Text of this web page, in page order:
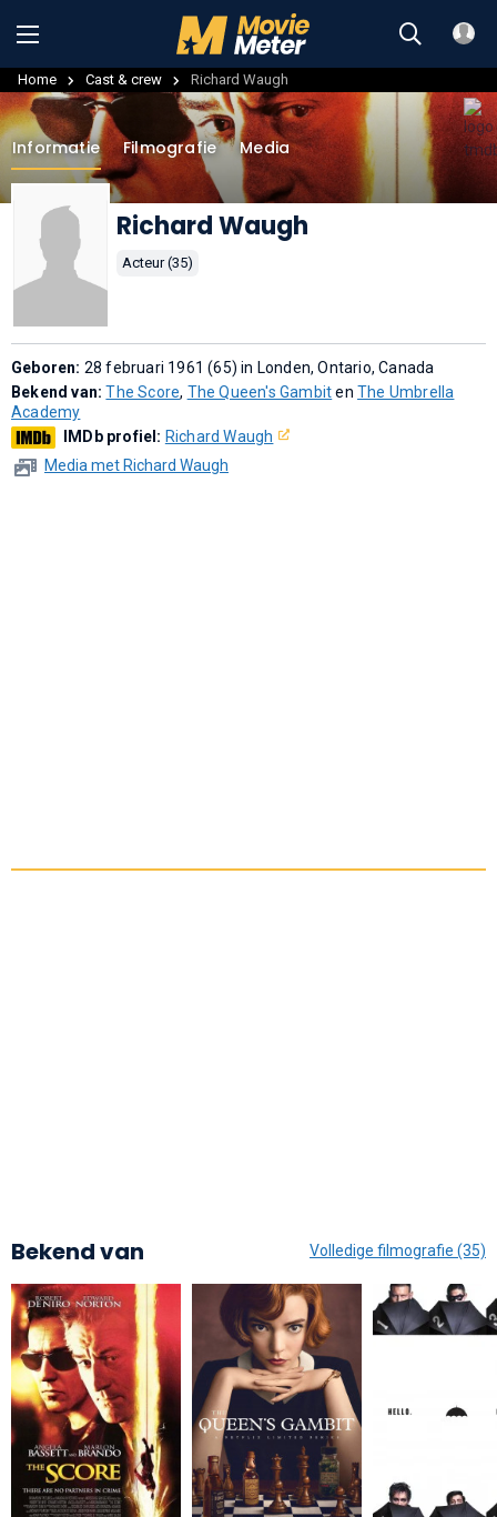
Home Cast & crew Richard Waugh
Informatie Filmografie Media
Richard Waugh
Acteur (35)
Geboren: 28 februari 1961 (65) in Londen, Ontario, Canada
Bekend van:The Score, The Queen's GambitenThe Umbrella
Academy
IMDb profiel: Richard Waugh
Media met Richard Waugh
Bekend van Volledige filmografie (35)